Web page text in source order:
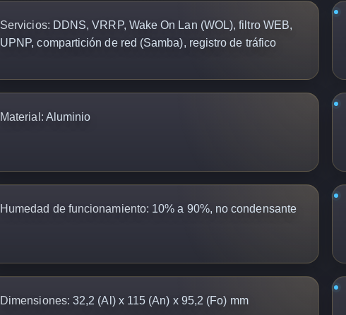
Servicios: DDNS, VRRP, Wake On Lan (WOL), filtro WEB,
UPNP, compartición de red (Samba), registro de tráfico
Material: Aluminio
Humedad de funcionamiento: 10% a 90%, no condensante
Dimensiones: 32,2 (Al) x 115 (An) x 95,2 (Fo) mm